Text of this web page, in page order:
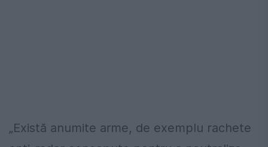
„Există anumite arme, de exemplu rachete